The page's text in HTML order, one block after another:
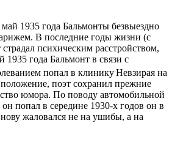
1935 года Бальмонты безвыездно
В последние годы жизни (с
психическим расстройством,
года Бальмонт в связи с
попал в клиникуНевзирая на
положение, поэт сохранил прежние
юмора. По поводу автомобильной
попал в середине 1930-х годов он в
жаловался не на ушибы, а на